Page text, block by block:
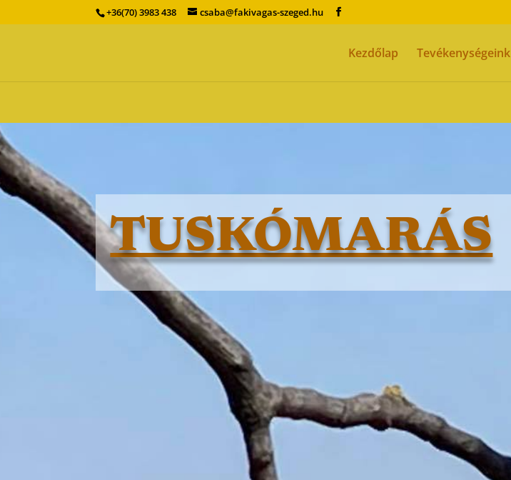
+36(70) 3983 438 csaba@fakivagas-szeged.hu
Kezdőlap Tevékenységeink
TUSKÓMARÁS